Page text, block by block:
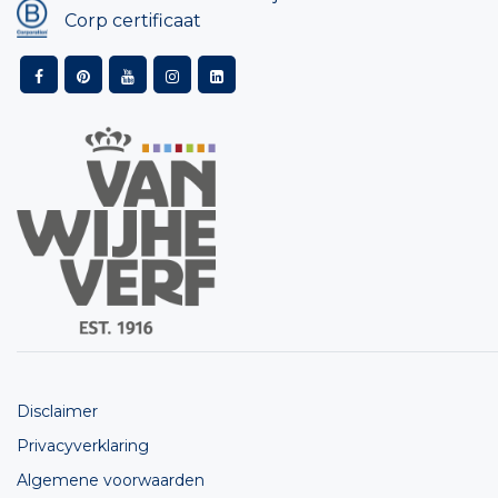
Corp certificaat
Disclaimer
Privacyverklaring
Algemene voorwaarden